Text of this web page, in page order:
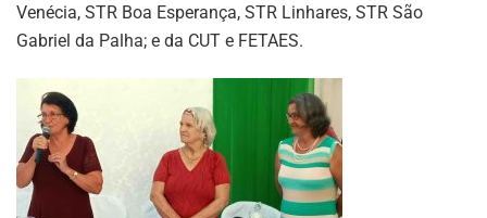
Venécia, STR Boa Esperança, STR Linhares, STR São
Gabriel da Palha; e da CUT e FETAES.